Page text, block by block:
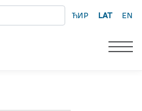
ЋИР LAT EN